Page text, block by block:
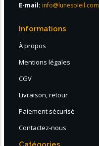
E-mail: info@lunesoleil.com
Informations
À propos
Mentions légales
CGV
Livraison, retour
Paiement sécurisé
Contactez-nous